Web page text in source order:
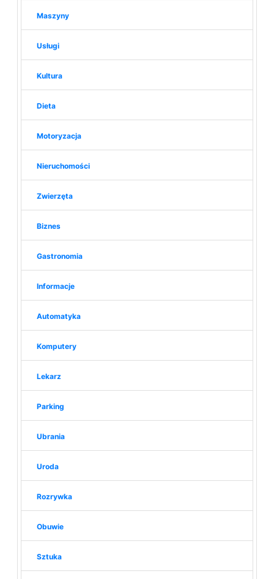
Maszyny
Usługi
Kultura
Dieta
Motoryzacja
Nieruchomości
Zwierzęta
Biznes
Gastronomia
Informacje
Automatyka
Komputery
Lekarz
Parking
Ubrania
Uroda
Rozrywka
Obuwie
Sztuka